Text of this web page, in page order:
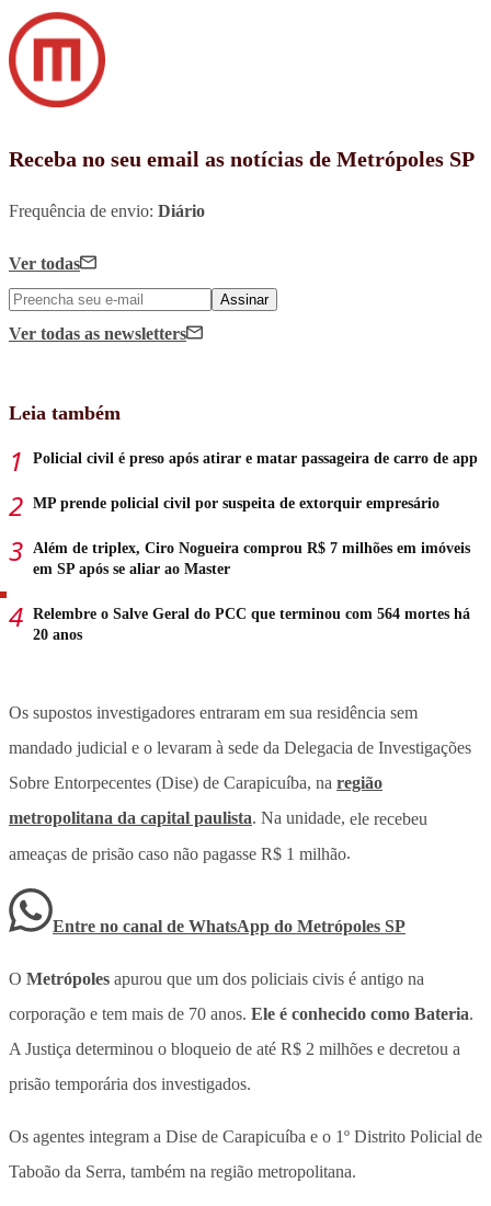
Receba no seu email as notícias de Metrópoles SP
Frequência de envio: Diário
Ver todas
Assinar
Ver todas as newsletters
Leia também
Policial civil é preso após atirar e matar passageira de carro de app
MP prende policial civil por suspeita de extorquir empresário
Além de triplex, Ciro Nogueira comprou R$ 7 milhões em imóveis
em SP após se aliar ao Master
Relembre o Salve Geral do PCC que terminou com 564 mortes há
20 anos
Os supostos investigadores entraram em sua residência sem
mandado judicial e o levaram à sede da Delegacia de Investigações
Sobre Entorpecentes (Dise) de Carapicuíba, na região
metropolitana da capital paulista. Na unidade, ele recebeu
ameaças de prisão caso não pagasse R$ 1 milhão.
Entre no canal de WhatsApp do Metrópoles SP
O Metrópoles apurou que um dos policiais civis é antigo na
corporação e tem mais de 70 anos. Ele é conhecido como Bateria.
A Justiça determinou o bloqueio de até R$ 2 milhões e decretou a
prisão temporária dos investigados.
Os agentes integram a Dise de Carapicuíba e o 1º Distrito Policial de
Taboão da Serra, também na região metropolitana.